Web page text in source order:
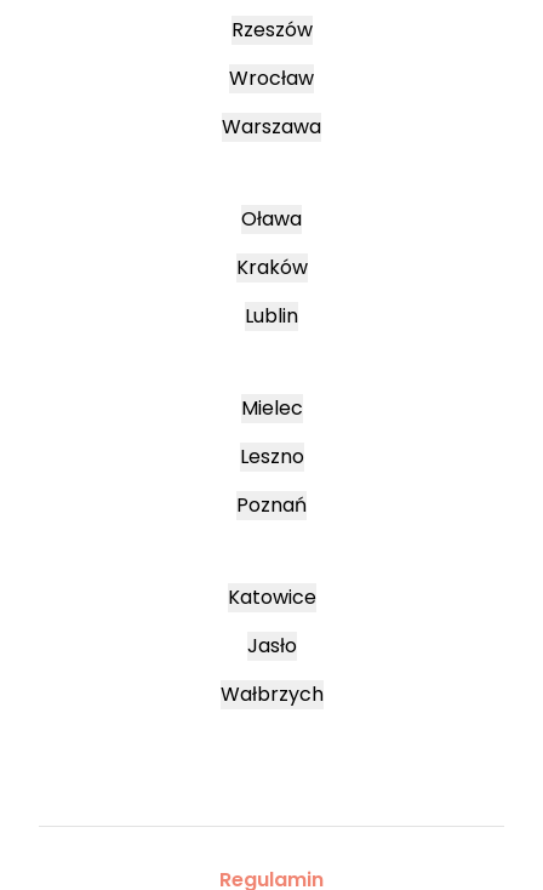
Rzeszów
Wrocław
Warszawa
Oława
Kraków
Lublin
Mielec
Leszno
Poznań
Katowice
Jasło
Wałbrzych
Regulamin